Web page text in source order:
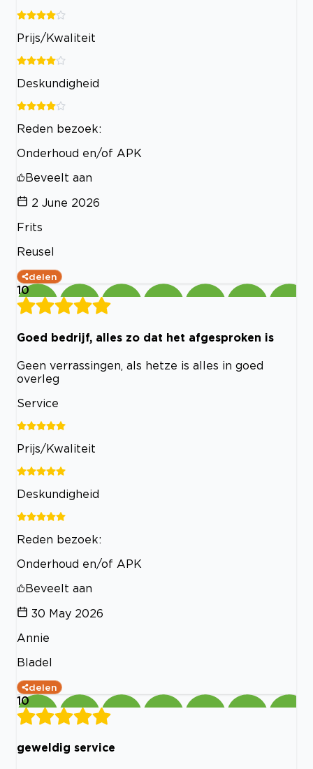
Prijs/Kwaliteit
Deskundigheid
Reden bezoek:
Onderhoud en/of APK
Beveelt aan
2 June 2026
Frits
Reusel
delen
10
Goed bedrijf, alles zo dat het afgesproken is
Geen verrassingen, als hetze is alles in goed
overleg
Service
Prijs/Kwaliteit
Deskundigheid
Reden bezoek:
Onderhoud en/of APK
Beveelt aan
30 May 2026
Annie
Bladel
delen
10
geweldig service